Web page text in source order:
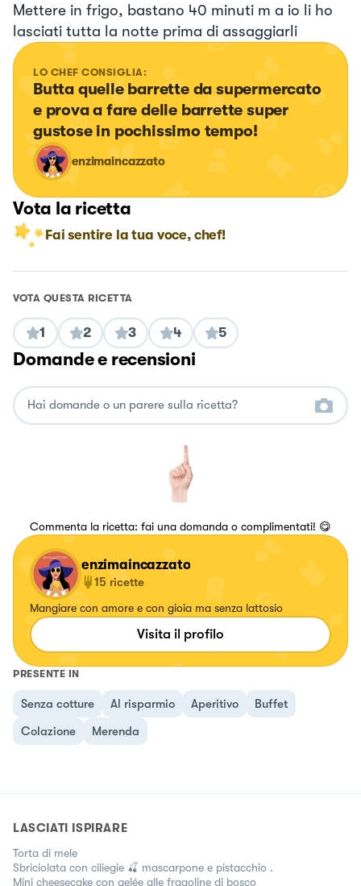
Mettere in frigo, bastano 40 minuti m a io li ho
lasciati tutta la notte prima di assaggiarli
LO CHEF CONSIGLIA:
Butta quelle barrette da supermercato
e prova a fare delle barrette super
gustose in pochissimo tempo!
enzimaincazzato
Vota la ricetta
Fai sentire la tua voce, chef!
VOTA QUESTA RICETTA
1 2 3 4 5
Domande e recensioni
Commenta la ricetta: fai una domanda o complimentati! 😋
enzimaincazzato
15 ricette
Mangiare con amore e con gioia ma senza lattosio
Visita il profilo
PRESENTE IN
Senza cotture Al risparmio Aperitivo
Buffet
Colazione
Merenda
LASCIATI ISPIRARE
Torta di mele
Sbriciolata con ciliegie 🍒 mascarpone e pistacchio .
Mini cheesecake con gelée alle fragoline di bosco